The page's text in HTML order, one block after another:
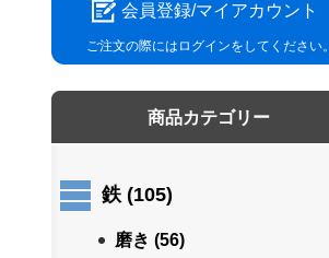
会員登録/マイアカウント
ご注文の際にはログインをしてください。
商品カテゴリー
鉄 (105)
磨き (56)